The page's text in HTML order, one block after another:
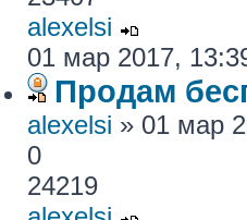
alexelsi
01 мар 2017,
Продам
alexelsi » 01 мар
0
24219